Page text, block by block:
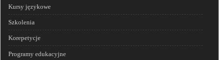
Kursy językowe
Szkolenia
Korepetycje
Programy edukacyjne